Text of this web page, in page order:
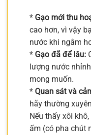
* Gạo mới thu
cao hơn, vì vậy
nước khi ngâm
* Gạo đã để lâu:
lượng nước
mong muốn.
* Quan sát và
hãy thường
Nếu thấy xôi
ấm (có pha chút